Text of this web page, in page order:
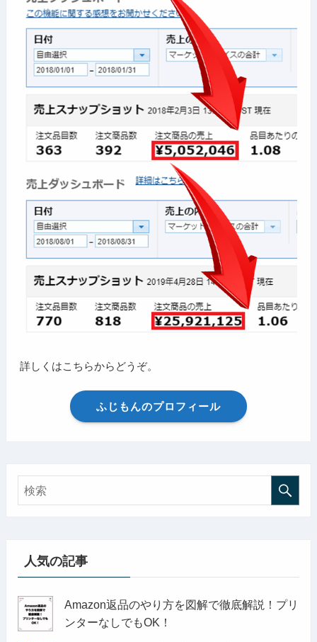
詳しくはこちらからどうぞ。
ふじもんのプロフィール
人気の記事
Amazon返品のやり方を図解で徹底解説！プリ
ンターなしでもOK！